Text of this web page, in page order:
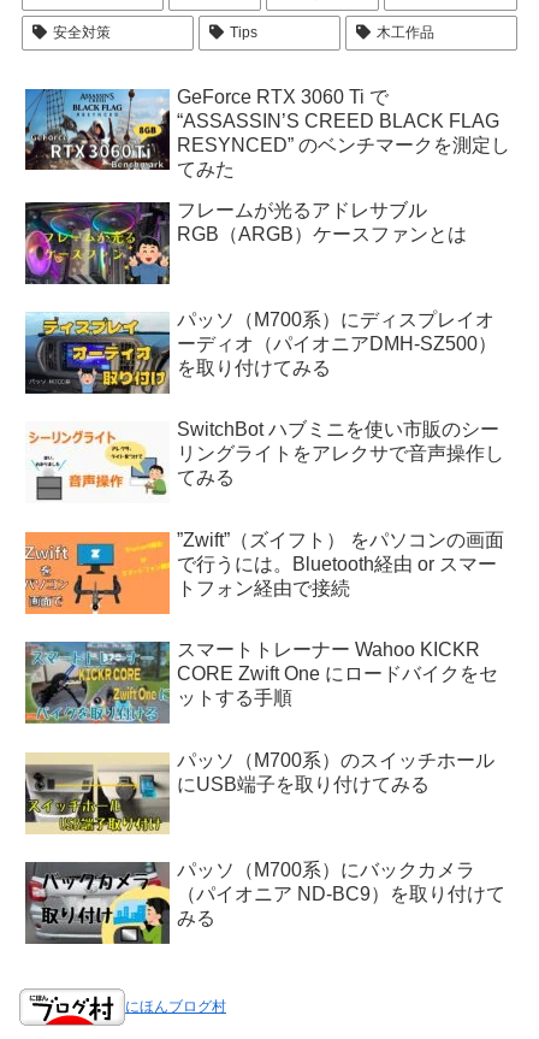
安全対策 Tips 木工作品
GeForce RTX 3060 Ti で
“ASSASSIN’S CREED BLACK FLAG
RESYNCED” のベンチマークを測定し
てみた
フレームが光るアドレサブル
RGB（ARGB）ケースファンとは
パッソ（M700系）にディスプレイオ
ーディオ（パイオニアDMH-SZ500）
を取り付けてみる
SwitchBot ハブミニを使い市販のシー
リングライトをアレクサで音声操作し
てみる
”Zwift”（ズイフト） をパソコンの画面
で行うには。Bluetooth経由 or スマー
トフォン経由で接続
スマートトレーナー Wahoo KICKR
CORE Zwift One にロードバイクをセ
ットする手順
パッソ（M700系）のスイッチホール
にUSB端子を取り付けてみる
パッソ（M700系）にバックカメラ
（パイオニア ND-BC9）を取り付けて
みる
にほんブログ村